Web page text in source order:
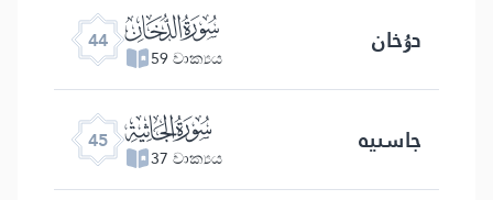
44 ﯙ
59 වාක්‍යය دۇخان
45 ﯚ
37 වාක්‍යය جاسىيە